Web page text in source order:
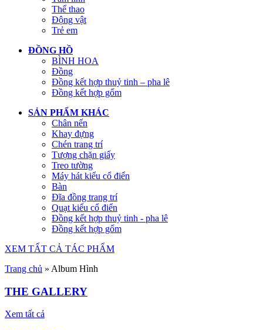
Thể thao
Động vật
Trẻ em
ĐỒNG HỒ
BÌNH HOA
Đồng
Đồng kết hợp thuỷ tinh – pha lê
Đồng kết hợp gốm
SẢN PHẨM KHÁC
Chân nến
Khay đựng
Chén trang trí
Tượng chặn giấy
Treo tường
Máy hát kiểu cổ điển
Bàn
Đĩa đồng trang trí
Quạt kiểu cổ điển
Đồng kết hợp thuỷ tinh - pha lê
Đồng kết hợp gốm
XEM TẤT CẢ TÁC PHẨM
Trang chủ » Album Hình
THE GALLERY
Xem tất cả